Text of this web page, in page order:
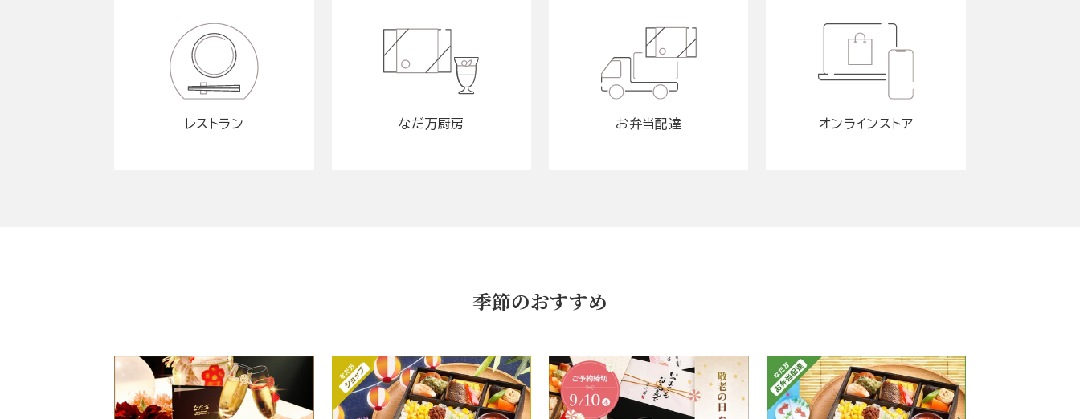
レストラン なだ万厨房 お弁当配達 オンラインストア
季節のおすすめ